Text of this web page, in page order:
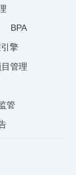
BPA
擎
管理
管